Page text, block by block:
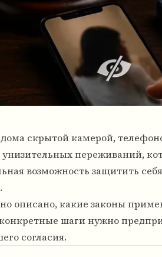
скрытой камерой,
переживаний,
возможность защитить
описано, какие законы
шаги нужно
согласия.